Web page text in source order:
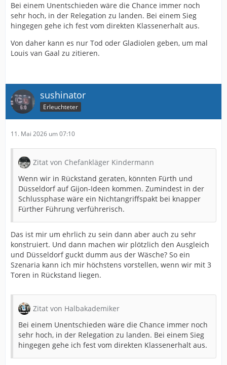
Bei einem Unentschieden wäre die Chance immer noch
sehr hoch, in der Relegation zu landen. Bei einem Sieg
hingegen gehe ich fest vom direkten Klassenerhalt aus.
Von daher kann es nur Tod oder Gladiolen geben, um mal
Louis van Gaal zu zitieren.
sushinator
Erleuchteter
11. Mai 2026 um 07:10
Zitat von Chefankläger Kindermann
Wenn wir in Rückstand geraten, könnten Fürth und
Düsseldorf auf Gijon-Ideen kommen. Zumindest in der
Schlussphase wäre ein Nichtangriffspakt bei knapper
Fürther Führung verführerisch.
Das ist mir um ehrlich zu sein dann aber auch zu sehr
konstruiert. Und dann machen wir plötzlich den Ausgleich
und Düsseldorf guckt dumm aus der Wäsche? So ein
Szenaria kann ich mir höchstens vorstellen, wenn wir mit 3
Toren in Rückstand liegen.
Zitat von Halbakademiker
Bei einem Unentschieden wäre die Chance immer noch
sehr hoch, in der Relegation zu landen. Bei einem Sieg
hingegen gehe ich fest vom direkten Klassenerhalt aus.